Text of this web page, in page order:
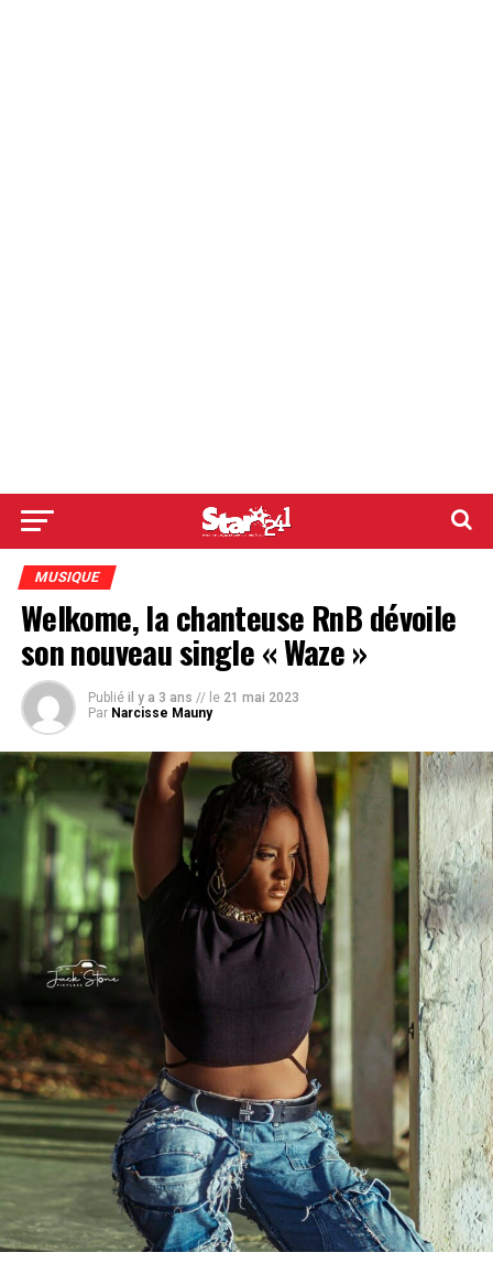
MUSIQUE
Welkome, la chanteuse RnB dévoile
son nouveau single « Waze »
Publié il y a 3 ans // le 21 mai 2023
Par Narcisse Mauny